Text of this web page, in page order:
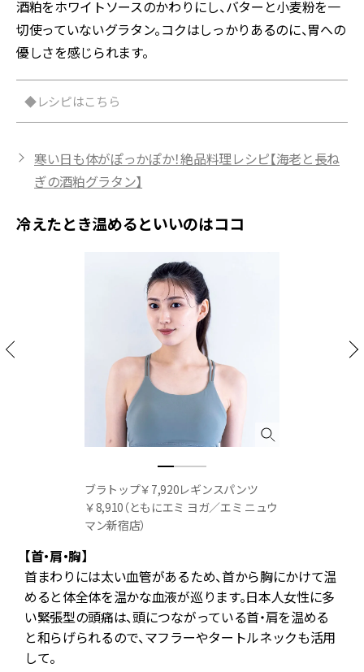
酒粕をホワイトソースのかわりにし、バターと小麦粉を一
切使っていないグラタン。コクはしっかりあるのに、胃への
優しさを感じられます。
◆レシピはこちら
寒い日も体がぽっかぽか！絶品料理レシピ【海老と長ね
ぎの酒粕グラタン】
冷えたとき温めるといいのはココ
ブラトップ￥7,920レギンスパンツ
￥8,910（ともにエミ ヨガ／エミ ニュウ
マン新宿店）
【首・肩・胸】
首まわりには太い血管があるため、首から胸にかけて温
めると体全体を温かな血液が巡ります。日本人女性に多
い緊張型の頭痛は、頭につながっている首・肩を温める
と和らげられるので、マフラーやタートルネックも活用
して。